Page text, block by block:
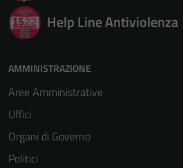
Help Line Antiviolenza
AMMINISTRAZIONE
Aree Amministrative
Uffici
Organi di Governo
Politici